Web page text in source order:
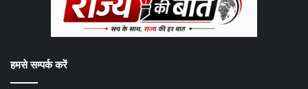
हमसे सम्पर्क करें